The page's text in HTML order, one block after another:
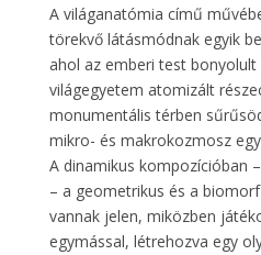
A világanatómia című
törekvő látásmódnak egyik
ahol az emberi test
világegyetem atomizált
monumentális térben
mikro- és makrokozmosz
A dinamikus kompozícióban
– a geometrikus és a
vannak jelen, miközben
egymással, létrehozva egy